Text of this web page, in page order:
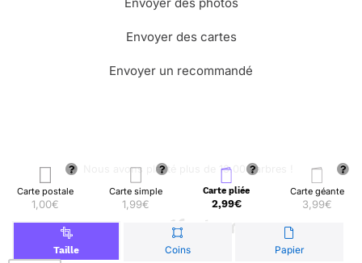
Carte postale
1,00€
Carte simple
1,99€
Carte pliée
2,99€
Carte géante
3,99€
Taille Coins Papier
Envoyer des cartes
Envoyer un recommandé
🌳 Nous avons planté plus de 13.000 arbres !
© Merci Facteur